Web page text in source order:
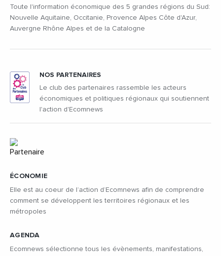
Toute l'information économique des 5 grandes régions du Sud:
Nouvelle Aquitaine, Occitanie, Provence Alpes Côte d'Azur,
Auvergne Rhône Alpes et de la Catalogne
ÉCONOMIE
Elle est au coeur de l’action d’Ecomnews afin de comprendre
comment se développent les territoires régionaux et les
métropoles
AGENDA
Ecomnews sélectionne tous les évènements, manifestations,
NOS PARTENAIRES
Le club des partenaires rassemble les acteurs
économiques et politiques régionaux qui soutiennent
l'action d'Ecomnews